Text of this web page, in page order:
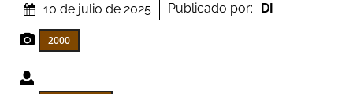
10 de julio de 2025 Publicado por: DI
2000